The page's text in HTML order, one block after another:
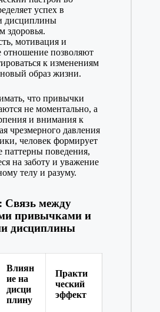
успех в
дисциплины
здоровья.
мотивация и
отношение позволяют
к изменениям
образ жизни.
что привычки
не моментально, а
и внимания к
чрезмерного давления
человек формирует
паттерны поведения,
на заботу и уважение
телу и разуму.
Связь между
привычками и
дисциплины
Влиян
ие на
дисци
плину
Практи
ческий
эффект